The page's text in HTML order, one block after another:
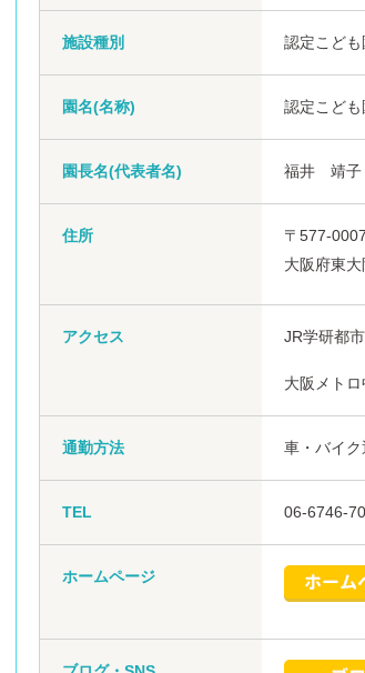
施設種別 認定こども
園名(名称) 認定こど
園長名(代表者名) 福井 靖子
住所
〒577-0007
大阪府東
アクセス JR学研都
大阪メト
通勤方法 車・バイ
TEL 06-6746-
ホームページ